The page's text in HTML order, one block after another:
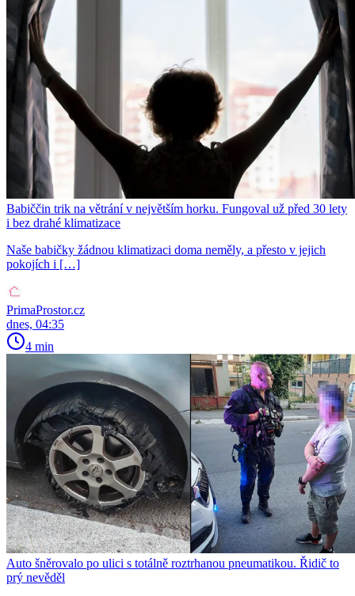
Babiččin trik na větrání v největším horku. Fungoval už před 30 lety
i bez drahé klimatizace
Naše babičky žádnou klimatizaci doma neměly, a přesto v jejich
pokojích i […]
PrimaProstor.cz
dnes, 04:35
4 min
Auto šněrovalo po ulici s totálně roztrhanou pneumatikou. Řidič to
prý nevěděl